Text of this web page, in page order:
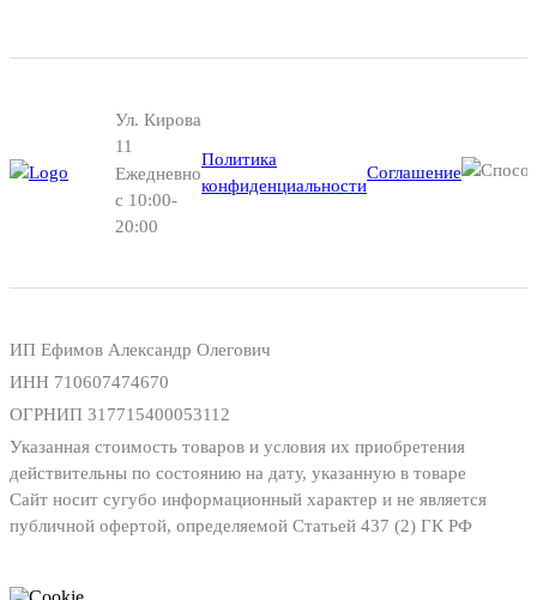
Ул. Кирова
11
Ежедневно
с 10:00-
20:00
Политика
конфиденциальности
Соглашение
ИП Ефимов Александр Олегович
ИНН 710607474670
ОГРНИП 317715400053112
Указанная стоимость товаров и условия их приобретения
действительны по состоянию на дату, указанную в товаре
Сайт носит сугубо информационный характер и не является
публичной офертой, определяемой Статьей 437 (2) ГК РФ